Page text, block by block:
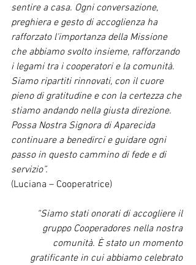
sentire a casa. Ogni conversazione,
preghiera e gesto di accoglienza ha
rafforzato l'importanza della Missione
che abbiamo svolto insieme, rafforzando
i legami tra i cooperatori e la comunità.
Siamo ripartiti rinnovati, con il cuore
pieno di gratitudine e con la certezza che
stiamo andando nella giusta direzione.
Possa Nostra Signora di Aparecida
continuare a benedirci e guidare ogni
passo in questo cammino di fede e di
servizio”.
(Luciana – Cooperatrice)
“Siamo stati onorati di accogliere il
gruppo Cooperadores nella nostra
comunità. È stato un momento
gratificante in cui abbiamo celebrato